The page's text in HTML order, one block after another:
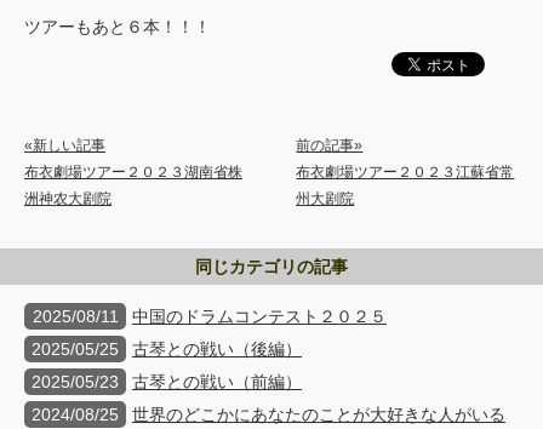
ツアーもあと６本！！！
«新しい記事
布衣劇場ツアー２０２３湖南省株
洲神农大剧院
前の記事»
布衣劇場ツアー２０２３江蘇省常
州大剧院
同じカテゴリの記事
2025/08/11
中国のドラムコンテスト２０２５
2025/05/25
古琴との戦い（後編）
2025/05/23
古琴との戦い（前編）
2024/08/25
世界のどこかにあなたのことが大好きな人がいる